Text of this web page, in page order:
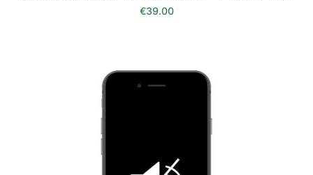
€39.00